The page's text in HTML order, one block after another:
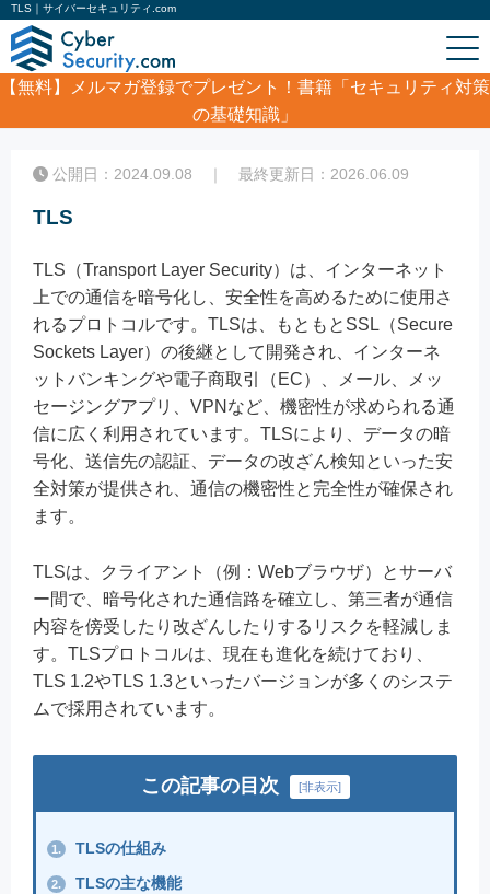
TLS｜サイバーセキュリティ.com
【無料】
メルマガ登録でプレゼント！書籍「セキュリティ対策
の基礎知識」
TLS
公開日：2024.09.08 ｜ 最終更新日：2026.06.09
TLS
TLS（Transport Layer Security）は、インターネット
上での通信を暗号化し、安全性を高めるために使用さ
れるプロトコルです。TLSは、もともとSSL（Secure
Sockets Layer）の後継として開発され、インターネ
ットバンキングや電子商取引（EC）、メール、メッ
セージングアプリ、VPNなど、機密性が求められる通
信に広く利用されています。TLSにより、データの暗
号化、送信先の認証、データの改ざん検知といった安
全対策が提供され、通信の機密性と完全性が確保され
ます。
TLSは、クライアント（例：Webブラウザ）とサーバ
ー間で、暗号化された通信路を確立し、第三者が通信
内容を傍受したり改ざんしたりするリスクを軽減しま
す。TLSプロトコルは、現在も進化を続けており、
TLS 1.2やTLS 1.3といったバージョンが多くのシステ
ムで採用されています。
この記事の目次 [非表示]
1. TLSの仕組み
2. TLSの主な機能